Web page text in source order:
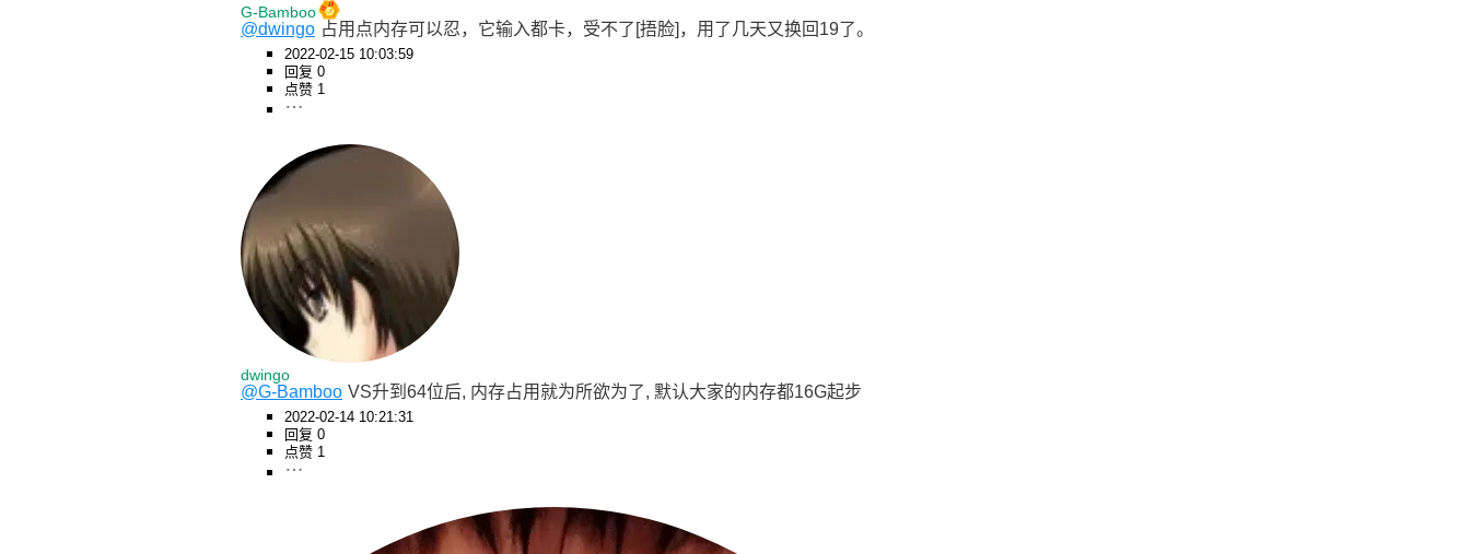
G-Bamboo
@dwingo 占用点内存可以忍，它输入都卡，受不了[捂脸]，用了几天又换回19了。
2022-02-15 10:03:59
回复 0
点赞 1
dwingo
@G-Bamboo VS升到64位后, 内存占用就为所欲为了, 默认大家的内存都16G起步
2022-02-14 10:21:31
回复 0
点赞 1